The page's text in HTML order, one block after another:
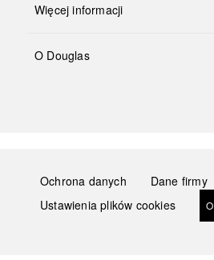
Więcej informacji
O Douglas
Ochrona danych Dane firmy
Ustawienia plików cookies